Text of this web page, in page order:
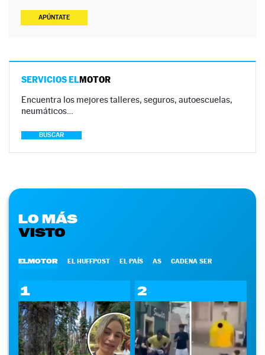
APÚNTATE
SERVICIOS ELMOTOR
Encuentra los mejores talleres, seguros, autoescuelas,
neumáticos…
BUSCAR
LO MÁS
VISTO
ELMOTOR EL HUFFPOST EL PAÍS AS CADENA SER
1 2